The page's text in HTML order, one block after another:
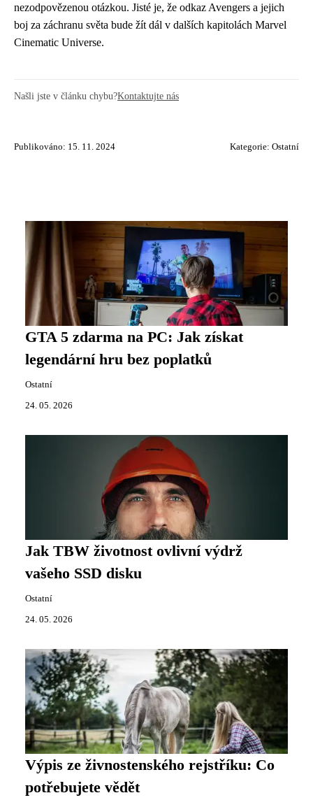
nezodpovězenou otázkou. Jisté je, že odkaz Avengers a jejich
boj za záchranu světa bude žít dál v dalších kapitolách Marvel
Cinematic Universe.
Našli jste v článku chybu?Kontaktujte nás
Publikováno: 15. 11. 2024 Kategorie: Ostatní
GTA 5 zdarma na PC: Jak získat
legendární hru bez poplatků
Ostatní
24. 05. 2026
Jak TBW životnost ovlivní výdrž
vašeho SSD disku
Ostatní
24. 05. 2026
Výpis ze živnostenského rejstříku: Co
potřebujete vědět